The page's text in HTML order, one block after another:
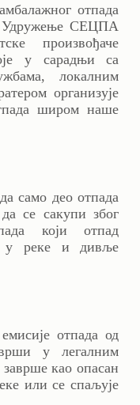
отпада
Удружење СЕЦПА
произвођаче
у сарадњи са
локалним
организује
широм наше
само део отпада
се сакупи због
који отпад
у реке и дивље
отпада од
у легалним
као опасан
или се спаљује